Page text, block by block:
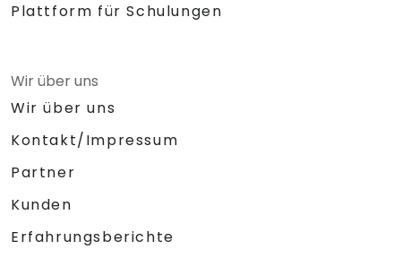
Plattform für Schulungen
Wir über uns
Wir über uns
Kontakt/Impressum
Partner
Kunden
Erfahrungsberichte